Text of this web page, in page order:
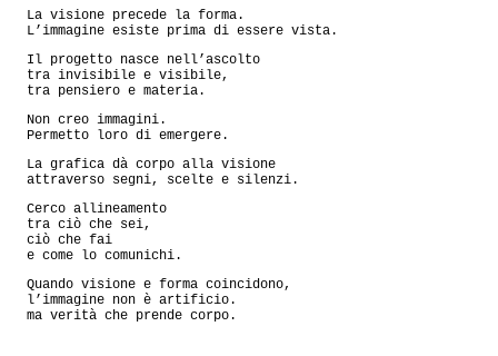
La visione precede la forma.
L’immagine esiste prima di essere vista.
Il progetto nasce nell’ascolto
tra invisibile e visibile,
tra pensiero e materia.
Non creo immagini.
Permetto loro di emergere.
La grafica dà corpo alla visione
attraverso segni, scelte e silenzi.
Cerco allineamento
tra ciò che sei,
ciò che fai
e come lo comunichi.
Quando visione e forma coincidono,
l’immagine non è artificio.
ma verità che prende corpo.